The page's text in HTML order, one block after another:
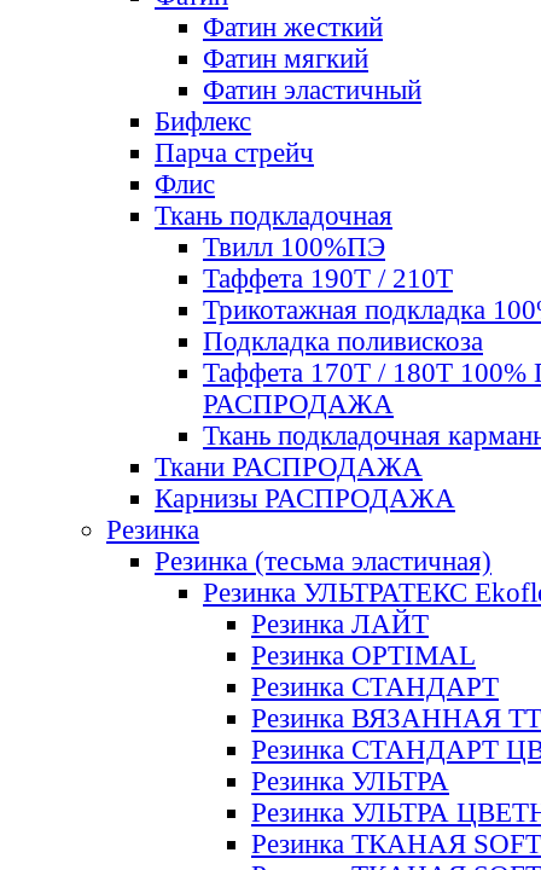
Фатин жесткий
Фатин мягкий
Фатин элаcтичный
Бифлекс
Парча стрейч
Флис
Ткань подкладочная
Твилл 100%ПЭ
Таффета 190Т / 210Т
Трикотажная подкладка
Подкладка поливискоза
Таффета 170Т / 180Т 100%
РАСПРОДАЖА
Ткань подкладочная
Ткани РАСПРОДАЖА
Карнизы РАСПРОДАЖА
Резинка
Резинка (тесьма эластичная)
Резинка УЛЬТРАТЕКС
Резинка ЛАЙТ
Резинка OPTIMAL
Резинка СТАНДАРТ
Резинка ВЯЗАННАЯ ТТ
Резинка СТАНДАРТ
Резинка УЛЬТРА
Резинка УЛЬТРА
Резинка ТКАНАЯ SOFT